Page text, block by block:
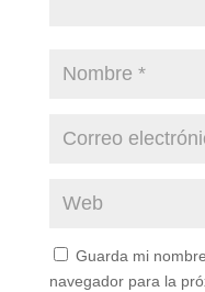
Guarda mi
navegador para la